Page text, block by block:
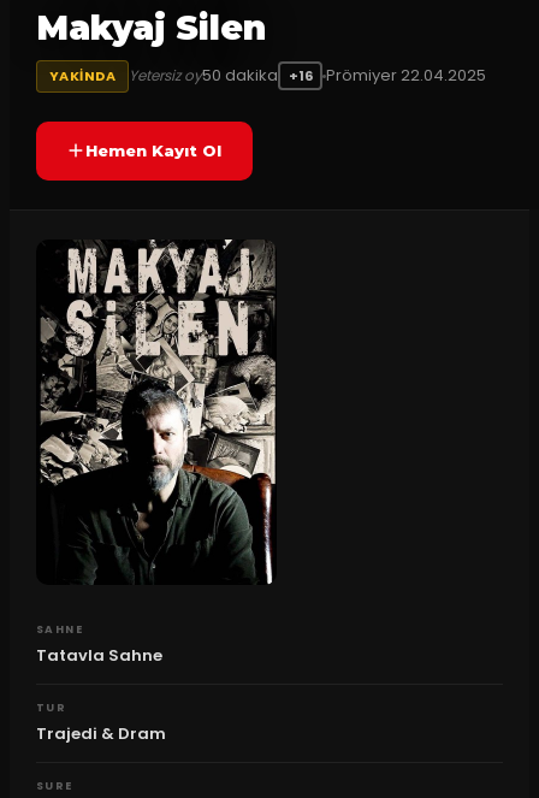
Makyaj Silen
YAKINDA Yetersiz oy50 dakika +16 Prömiyer 22.04.2025
Hemen Kayıt Ol
SAHNE
Tatavla Sahne
TUR
Trajedi & Dram
SURE